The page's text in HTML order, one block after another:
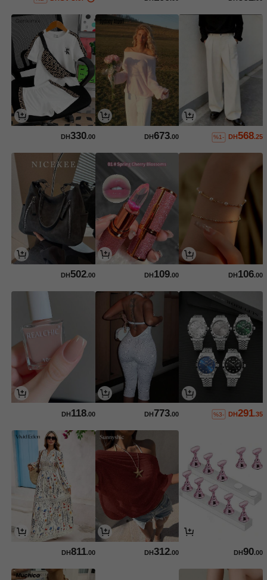
DH568.25
%1-
DH673.00
DH330.00
DH 106.00
DH 109.00
DH502.00
DH291.35
%3-
DH773.00
DH118.00
DH90.00
DH312.00
DH811.00